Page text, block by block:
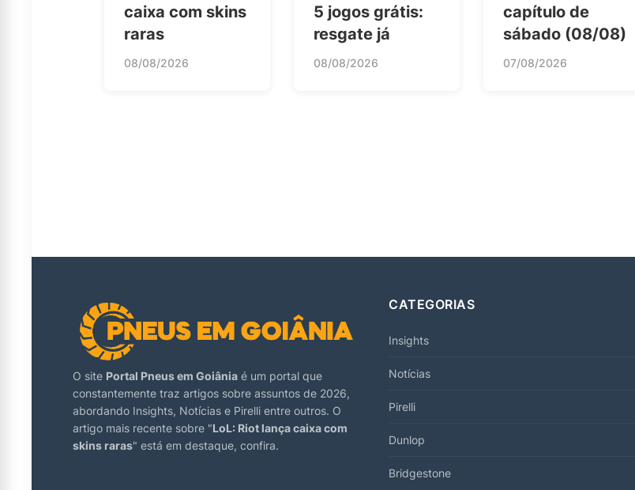
caixa com skins
raras
08/08/2026
5 jogos grátis:
resgate já
08/08/2026
capítulo de
sábado (08/08)
07/08/2026
O site Portal Pneus em Goiânia é um portal que
constantemente traz artigos sobre assuntos de 2026,
abordando Insights, Notícias e Pirelli entre outros. O
artigo mais recente sobre "LoL: Riot lança caixa com
skins raras" está em destaque, confira.
CATEGORIAS
Insights
Notícias
Pirelli
Dunlop
Bridgestone